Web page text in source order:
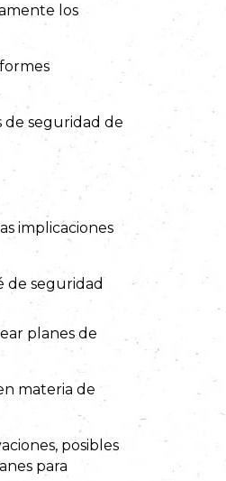
los
de seguridad de
implicaciones
de seguridad
planes de
materia de
posibles
para